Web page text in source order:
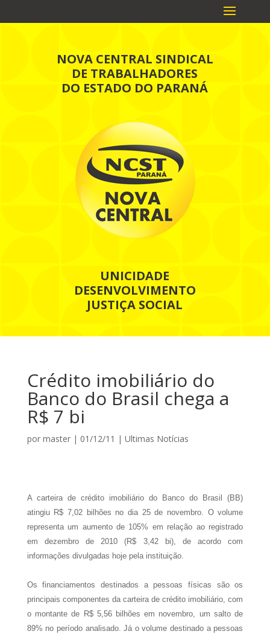
NOVA CENTRAL SINDICAL
DE TRABALHADORES
DO ESTADO DO PARANÁ
UNICIDADE
DESENVOLVIMENTO
JUSTIÇA SOCIAL
Crédito imobiliário do
Banco do Brasil chega a
R$ 7 bi
por master| 01/12/11 | Ultimas Notícias
A carteira de crédito imobiliário do Banco do Brasil (BB)
atingiu R$ 7,02 bilhões no dia 25 de novembro. O volume
representa um aumento de 105% em relação ao registrado
em dezembro de 2010 (R$ 3,42 bi), de acordo com
informações divulgadas hoje pela instituição.
Os financiamentos destinados a pessoas físicas são os
principais componentes da carteira de crédito imobiliário, com
o montante de R$ 5,56 bilhões em novembro, um salto de
89% no período analisado. Já o volume destinado a pessoas